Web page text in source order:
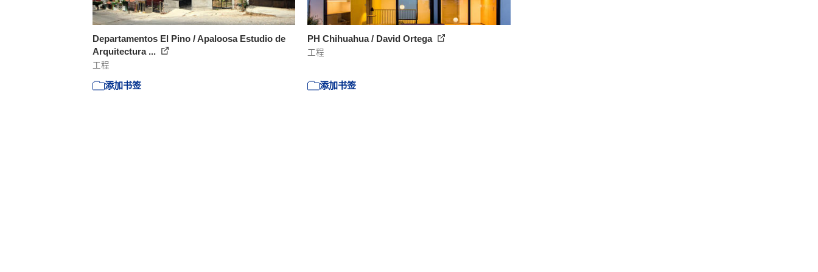
Departamentos El Pino / Apaloosa Estudio de
Arquitectura ...
工程
添加书签
PH Chihuahua / David Ortega
工程
添加书签